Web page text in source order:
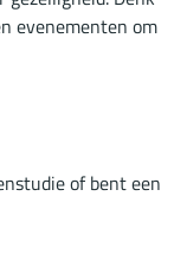
evenementen om
of bent een